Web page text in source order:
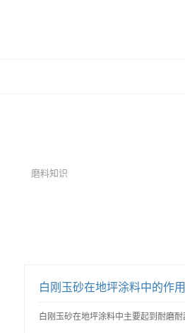
磨料知识
白刚玉砂在地坪涂料中的作用
白刚玉砂在地坪涂料中主要起到耐磨